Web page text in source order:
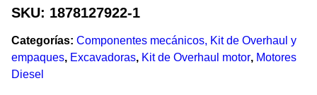
SKU: 1878127922-1
Categorías: Componentes mecánicos, Kit de Overhaul y
empaques, Excavadoras, Kit de Overhaul motor, Motores
Diesel